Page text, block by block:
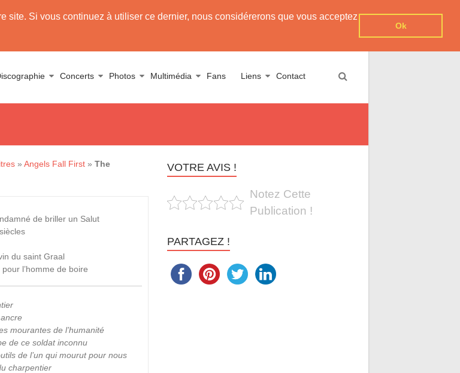
Si vous continuez à utiliser ce dernier, nous considérerons que vous acceptez
Ok
Concerts Photos Multimédia Fans Liens Contact
» Angels Fall First » The
de briller un Salut
du saint Graal
l’homme de boire
mourantes de l’humanité
de ce soldat inconnu
de l’un qui mourut pour nous
charpentier
VOTRE AVIS !
Notez Cette
Publication !
PARTAGEZ !